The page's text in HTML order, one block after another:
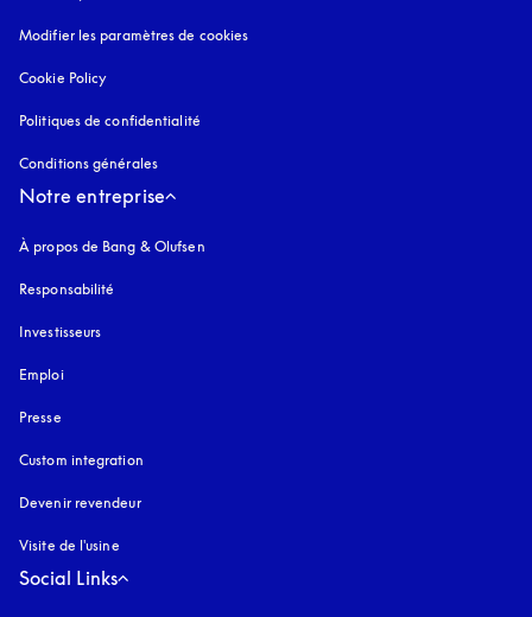
Modifier les paramètres de cookies
Cookie Policy
Politiques de confidentialité
Conditions générales
Notre entreprise
À propos de Bang & Olufsen
Responsabilité
Investisseurs
Emploi
Presse
Custom integration
Devenir revendeur
Visite de l'usine
Social Links